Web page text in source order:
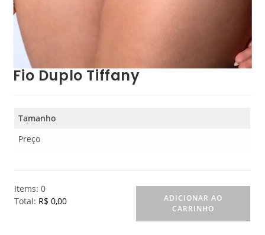
Fio Duplo Tiffany
Tamanho
Preço
Items:0
Total: R$ 0,00
ADICIONAR AO
CARRINHO